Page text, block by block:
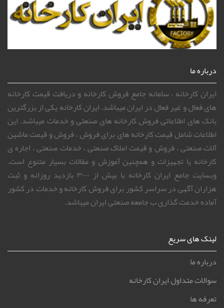
درباره ما
ایران کارخانه ، سامانه جامع فروش کارخانه و دریافت قیمت کارخانه
های فعال و غیر فعال در ایران میباشد. ایران کارخانه یکی از بزرگترین
بانک های اطلاعاتی فروش کارخانه های صنعتی و خدمات میباشد. این
اطلاعات شامل قیمت کارخانه های برای فروش ، فروش و قیمت ماشین
آلات صنعتی ، فروش و قیمت املاک صنعتی ، خدمات صنعتی ، اجاره ی
کارخانه یا تجهیزات و همچنین آموزش و مقالات بسیار متنوع است.
وبسایت جامع ایران کارخانه با بیش از ۳۰۰۰ بازدید روزانه و ثبت
هزاران آگهی در سراسر کشور برای فروش کارخانه و خدمات در کشور
آماده خدمت گذاری ب جامعه صنعتی ایران میباشد.
لینک های سریع
درباره ما
سوالات متداول ایران کارخانه
تعرفه ها